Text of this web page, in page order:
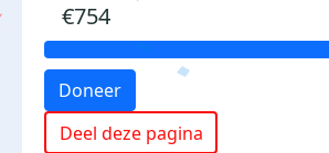
€754
Doneer
Deel deze pagina